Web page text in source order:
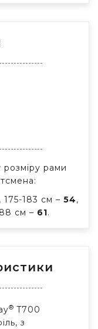
рами
, 175-183 см – 54,
см – 61.
® T700
з